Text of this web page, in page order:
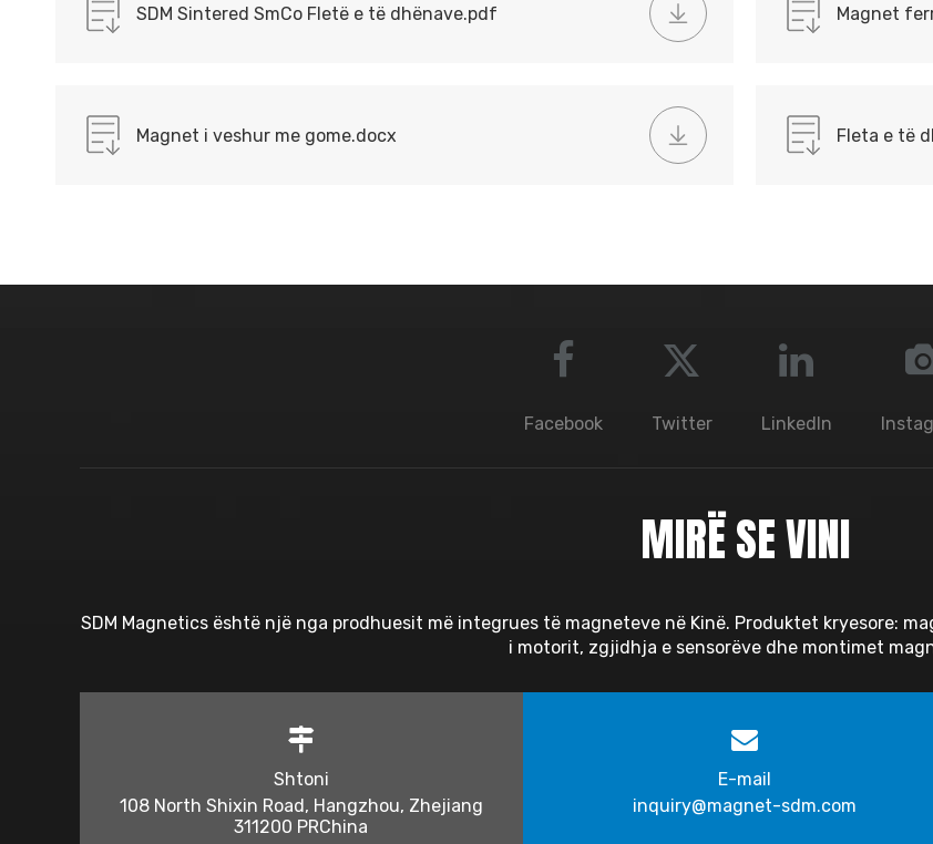
SDM Sintered SmCo Fletë e të dhënave.pdf Magnet
Magnet i veshur me gome.docx Fleta e të
Facebook Twitter LinkedIn
MIRË SE VINI
SDM Magnetics është një nga prodhuesit më integrues të magneteve në Kinë. Produktet kryesore:
i motorit, zgjidhja e sensorëve dhe montimet
Shtoni
108 North Shixin Road, Hangzhou, Zhejiang
311200 PRChina
E-mail
inquiry@magnet-sdm.com​​​